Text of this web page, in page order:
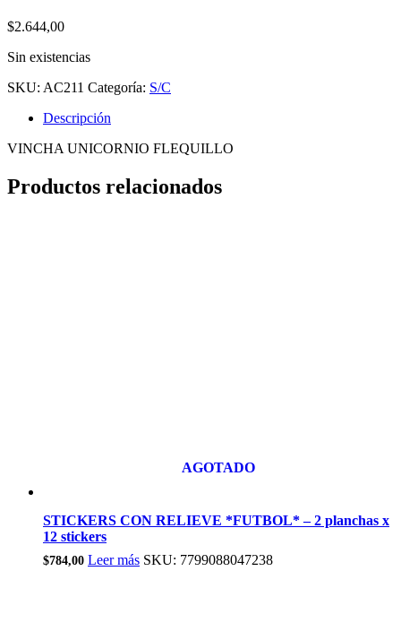
$2.644,00
Sin existencias
SKU: AC211 Categoría: S/C
Descripción
VINCHA UNICORNIO FLEQUILLO
Productos relacionados
AGOTADO
STICKERS CON RELIEVE *FUTBOL* – 2 planchas x
12 stickers
$784,00 Leer más SKU: 7799088047238